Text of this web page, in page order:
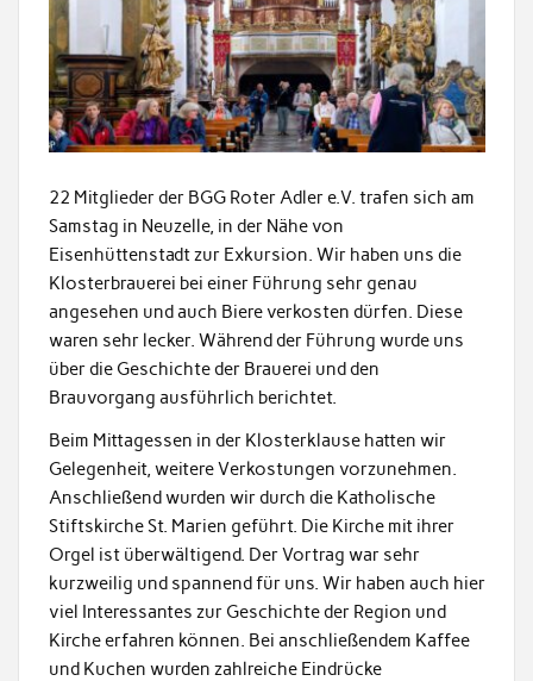
22 Mitglieder der BGG Roter Adler e.V. trafen sich am
Samstag in Neuzelle, in der Nähe von
Eisenhüttenstadt zur Exkursion. Wir haben uns die
Klosterbrauerei bei einer Führung sehr genau
angesehen und auch Biere verkosten dürfen. Diese
waren sehr lecker. Während der Führung wurde uns
über die Geschichte der Brauerei und den
Brauvorgang ausführlich berichtet.
Beim Mittagessen in der Klosterklause hatten wir
Gelegenheit, weitere Verkostungen vorzunehmen.
Anschließend wurden wir durch die Katholische
Stiftskirche St. Marien geführt. Die Kirche mit ihrer
Orgel ist überwältigend. Der Vortrag war sehr
kurzweilig und spannend für uns. Wir haben auch hier
viel Interessantes zur Geschichte der Region und
Kirche erfahren können. Bei anschließendem Kaffee
und Kuchen wurden zahlreiche Eindrücke